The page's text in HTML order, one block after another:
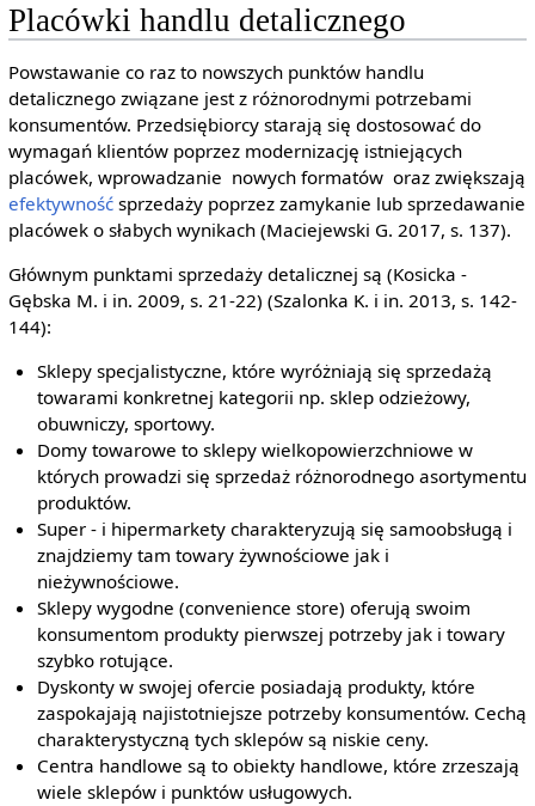
Placówki handlu detalicznego
Powstawanie co raz to nowszych punktów handlu
detalicznego związane jest z różnorodnymi potrzebami
konsumentów. Przedsiębiorcy starają się dostosować do
wymagań klientów poprzez modernizację istniejących
placówek, wprowadzanie nowych formatów oraz zwiększają
efektywnośćsprzedaży poprzez zamykanie lub sprzedawanie
placówek o słabych wynikach (Maciejewski G. 2017, s. 137).
Głównym punktami sprzedaży detalicznej są (Kosicka -
Gębska M. i in. 2009, s. 21-22) (Szalonka K. i in. 2013, s. 142-
144):
Sklepy specjalistyczne, które wyróżniają się sprzedażą
towarami konkretnej kategorii np. sklep odzieżowy,
obuwniczy, sportowy.
Domy towarowe to sklepy wielkopowierzchniowe w
których prowadzi się sprzedaż różnorodnego asortymentu
produktów.
Super - i hipermarkety charakteryzują się samoobsługą i
znajdziemy tam towary żywnościowe jak i
nieżywnościowe.
Sklepy wygodne (convenience store) oferują swoim
konsumentom produkty pierwszej potrzeby jak i towary
szybko rotujące.
Dyskonty w swojej ofercie posiadają produkty, które
zaspokajają najistotniejsze potrzeby konsumentów. Cechą
charakterystyczną tych sklepów są niskie ceny.
Centra handlowe są to obiekty handlowe, które zrzeszają
wiele sklepów i punktów usługowych.